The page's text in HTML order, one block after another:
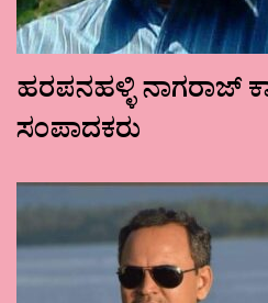
ಹರಪನಹಳ್ಳಿ ನಾಗರಾಜ್
ಸಂಪಾದಕರು